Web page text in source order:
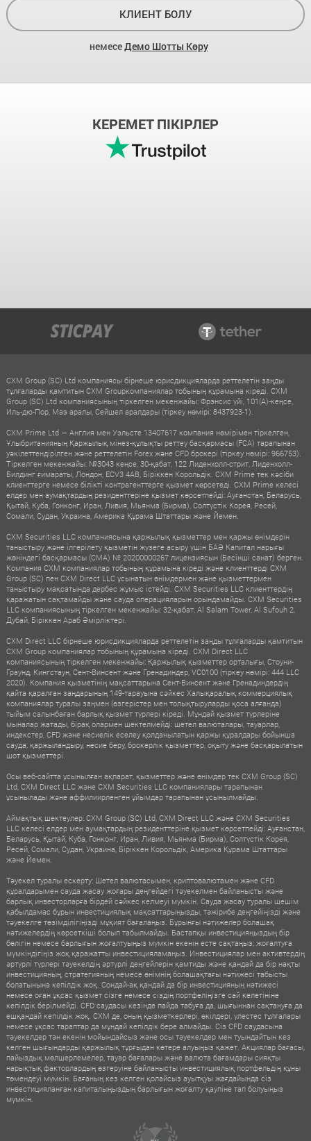
КЛИЕНТ БОЛУ
немесеДемо Шотты Көру
КЕРЕМЕТ ПІКІРЛЕР
CXM Group (SC) Ltd компаниясы бірнеше юрисдикцияларда реттелетін заңды
тұлғаларды қамтитын CXM Groupкомпаниялар тобының құрамына кіреді. CXM
Group (SC) Ltd компаниясының тіркелген мекенжайы: Фрэнсис үйі, 101(A)-кеңсе,
Иль-дю-Пор, Маэ аралы, Сейшел аралдары (тіркеу нөмірі: 8437923-1).
CXM Prime Ltd — Англия мен Уэльсте 13407617 компания нөмірімен тіркелген,
Ұлыбританияның Қаржылық мінез-құлықты реттеу басқармасы (FCA) тарапынан
уәкілеттендірілген және реттелетін Forex және CFD брокері (тіркеу нөмірі: 966753).
Тіркелген мекенжайы: №3043 кеңсе, 30-қабат, 122 Лиденхолл-стрит, Лиденхолл-
Билдинг ғимараты, Лондон, ECV3 4AB, Біріккен Корольдік. CXM Prime тек кәсіби
клиенттерге немесе білікті контрагенттерге қызмет көрсетеді. CXM Prime келесі
елдер мен аумақтардың резиденттеріне қызмет көрсетпейді: Ауғанстан, Беларусь,
Қытай, Куба, Гонконг, Иран, Ливия, Мьянма (Бирма), Солтүстік Корея, Ресей,
Сомали, Судан, Украина, Америка Құрама Штаттары және Йемен.
CXM Securities LLC компаниясына қаржылық қызметтер мен қаржы өнімдерін
таныстыру және ілгерілету қызметін жүзеге асыру үшін БАӘ Капитал нарығы
жөніндегі басқармасы (CMA) № 20200000267 лицензиясын (Бесінші санат) берген.
Компания CXM компаниялар тобының құрамына кіреді және клиенттерді CXM
Group (SC) пен CXM Direct LLC ұсынатын өнімдермен және қызметтермен
таныстыру мақсатында дербес жұмыс істейді. CXM Securities LLC клиенттердің
қаражатын сақтамайды және сауда операцияларын орындамайды. CXM Securities
LLC компаниясының тіркелген мекенжайы: 32-қабат, Al Salam Tower, Al Sufouh 2,
Дубай, Біріккен Араб Әмірліктері.
CXM Direct LLC бірнеше юрисдикцияларда реттелетін заңды тұлғаларды қамтитын
CXM Group компаниялар тобының құрамына кіреді. CXM Direct LLC
компаниясының тіркелген мекенжайы: Қаржылық қызметтер орталығы, Стоуни-
Граунд, Кингстаун, Сент-Винсент және Гренадиндер, VC0100 (тіркеу нөмірі: 444 LLC
2020). Компания қызметінің мақсаттарына Сент-Винсент және Гренадиндердің
қайта қаралған заңдарының 149-тарауына сәйкес Халықаралық коммерциялық
компаниялар туралы заңмен (өзгерістер мен толықтыруларды қоса алғанда)
тыйым салынбаған барлық қызмет түрлері кіреді. Мұндай қызмет түрлеріне
мыналар жатады, бірақ олармен шектелмейді: шетел валюталары, тауарлар,
индекстер, CFD және несиелік еселеу қолданылатын қаржы құралдары бойынша
сауда, қаржыландыру, несие беру, брокерлік қызметтер, оқыту және басқарылатын
шот қызметтері.
Осы веб-сайтта ұсынылған ақпарат, қызметтер және өнімдер тек CXM Group (SC)
Ltd, CXM Direct LLC және CXM Securities LLC компаниялары тарапынан
ұсынылады және аффилиирленген ұйымдар тарапынан ұсынылмайды.
Аймақтық шектеулер: CXM Group (SC) Ltd, CXM Direct LLC және CXM Securities
LLC келесі елдер мен аумақтардың резиденттеріне қызмет көрсетпейді: Ауғанстан,
Беларусь, Қытай, Куба, Гонконг, Иран, Ливия, Мьянма (Бирма), Солтүстік Корея,
Ресей, Сомали, Судан, Украина, Біріккен Корольдік, Америка Құрама Штаттары
және Йемен.
Тәуекел туралы ескерту: Шетел валютасымен, криптовалютамен және CFD
құралдарымен сауда жасау жоғары деңгейдегі тәуекелмен байланысты және
барлық инвесторларға бірдей сәйкес келмеуі мүмкін. Сауда жасау туралы шешім
қабылдамас бұрын инвестициялық мақсаттарыңызды, тәжірибе деңгейіңізді және
тәуекелге төзімділігіңізді мұқият бағалаңыз. Бұрынғы нәтижелер болашақ
нәтижелердің көрсеткіші болып табылмайды. Бастапқы инвестицияңыздың бір
бөлігін немесе барлығын жоғалтуыңыз мүмкін екенін есте сақтаңыз; жоғалтуға
мүмкіндігіңіз жоқ қаражатты инвестицияламаңыз. Инвестициялар мен активтердің
әртүрлі түрлері тәуекелдің әртүрлі деңгейлерін қамтиды және қандай да бір нақты
инвестицияның, стратегияның немесе өнімнің болашақтағы нәтижесі табысты
болатынына кепілдік жоқ. Сондай-ақ қандай да бір инвестицияның нәтижесі
немесе оған ұқсас қызмет сізге немесе сіздің портфеліңізге сай келетініне
кепілдік берілмейді. CFD саудасы кезінде пайда табуға да, шығыннан сақтануға да
ешқандай кепілдік жоқ. CXM де, оның қызметкерлері, өкілдері, үлестес тұлғалары
немесе ұқсас тараптар да мұндай кепілдік бере алмайды. Сіз CFD саудасына
тәуекелдер тән екенін мойындайсыз және осы тәуекелдер мен туындайтын кез
келген шығындарды қаржылық тұрғыдан көтере алуыңыз қажет. Акциялар бағасы,
пайыздық мөлшерлемелер, тауар бағалары және валюта бағамдары сияқты
нарықтық факторлардың өзгеруіне байланысты инвестициялық портфельдің құны
төмендеуі мүмкін. Бағаның кез келген қолайсыз ауытқуы жағдайында сіз
инвестицияланған капиталыңыздың барлығын жоғалту қаупіне тап болуыңыз
мүмкін.